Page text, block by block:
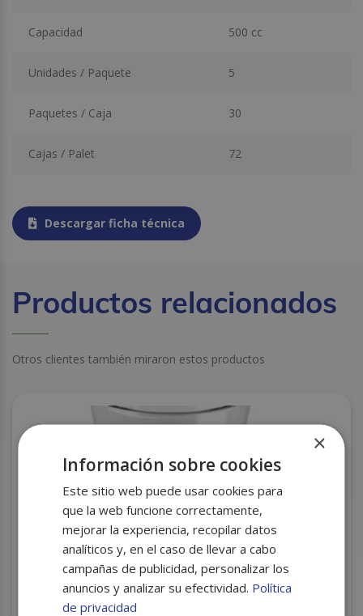
Capacidad 500 cc
Unidades / Paquete 5
Paquetes / Caja 30
Cajas / Palet 72
Descargar ficha técnica
Productos relacionados
Otros clientes también miraron estos productos
VASO CATERING REUTILIZABLE DEGUSTACION DT
60CC 30UDS C/10
×
Información sobre cookies
Este sitio web puede usar cookies para
que la web funcione correctamente,
mejorar la experiencia, recopilar datos
analíticos y, en el caso de llevar a cabo
campañas de publicidad, personalizar los
anuncios y analizar su efectividad. Política
de privacidad